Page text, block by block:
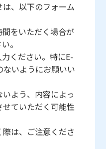
、以下のフォーム
をいただく場合が
。
ください。特にE-
いようにお願いい
よう、内容によっ
ていただく可能性
は、ご注意くださ